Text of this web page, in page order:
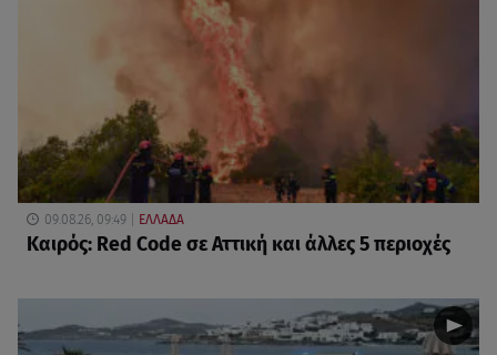
09.08.26, 09:49 ΕΛΛΑΔΑ
Καιρός: Red Code σε Αττική και άλλες 5 περιοχές